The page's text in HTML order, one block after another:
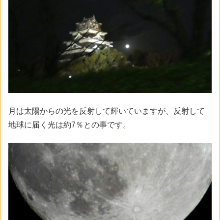
月は太陽からの光を反射して輝いていますが、反射して
地球に届く光は約7％との事です。